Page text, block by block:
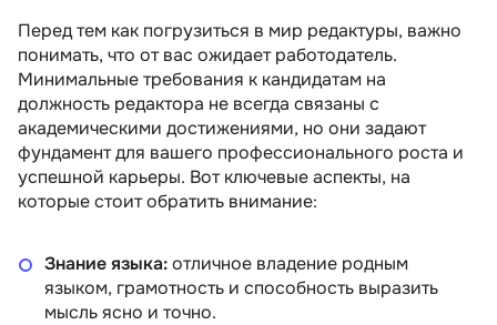
Перед тем как погрузиться в мир редактуры, важно
понимать, что от вас ожидает работодатель.
Минимальные требования к кандидатам на
должность редактора не всегда связаны с
академическими достижениями, но они задают
фундамент для вашего профессионального роста и
успешной карьеры. Вот ключевые аспекты, на
которые стоит обратить внимание:
Знание языка:отличное владение родным
языком, грамотность и способность выразить
мысль ясно и точно.